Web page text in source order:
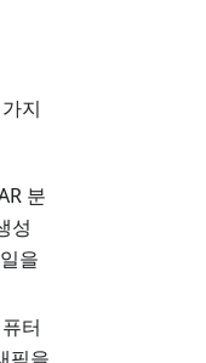
지
분
성
을
터
픽을